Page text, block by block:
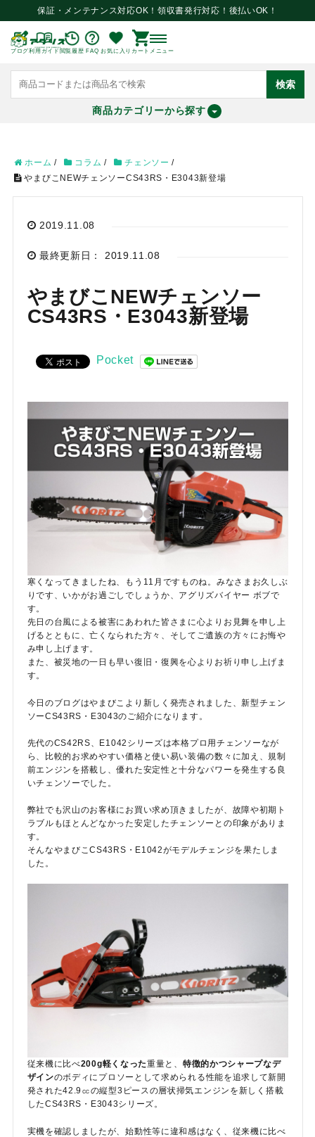
保証・メンテナンス対応OK！領収書発行対応！後払いOK！
ブログ利用ガイド 閲覧履歴 FAQ お気に入り カート メニュー
検索
商品カテゴリーから探す
meeting_room ログイン person 会員登録
search
お気に入り一覧
閲覧履歴一覧
補修部品
ブログ
利用ガイド
メールでのお問い合わせ
info@agriz.net
FAXでのご注文
0739-72-453224時間受付
ホーム / コラム / チェンソー /
やまびこNEWチェンソーCS43RS・E3043新登場
2019.11.08
最終更新日： 2019.11.08
やまびこNEWチェンソー
CS43RS・E3043新登場
Pocket
寒くなってきましたね、もう11月ですものね。みなさまお久しぶ
りです、いかがお過ごしでしょうか、アグリズバイヤー ボブで
す。
先日の台風による被害にあわれた皆さまに心よりお見舞を申し上
げるとともに、亡くなられた方々、そしてご遺族の方々にお悔や
み申し上げます。
また、被災地の一日も早い復旧・復興を心よりお祈り申し上げま
す。
今日のブログはやまびこより新しく発売されました、新型チェン
ソーCS43RS・E3043のご紹介になります。
先代のCS42RS、E1042シリーズは本格プロ用チェンソーなが
ら、比較的お求めやすい価格と使い易い装備の数々に加え、規制
前エンジンを搭載し、優れた安定性と十分なパワーを発生する良
いチェンソーでした。
弊社でも沢山のお客様にお買い求め頂きましたが、故障や初期ト
ラブルもほとんどなかった安定したチェンソーとの印象がありま
す。
そんなやまびこCS43RS・E1042がモデルチェンジを果たしま
した。
従来機に比べ200g軽くなった重量と、 特徴的かつシャープなデ
ザインのボディにプロソーとして求められる性能を追求して新開
発された42.9㏄の縦型3ピースの層状掃気エンジンを新しく搭載
したCS43RS・E3043シリーズ。
実機を確認しましたが、始動性等に違和感はなく、従来機に比べ